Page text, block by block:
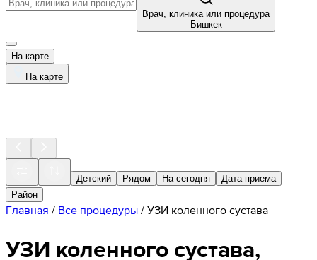
Врач, клиника или процедура
Бишкек
На карте
На карте
Детский Рядом На сегодня
Дата приема
Район
Главная / Все процедуры / УЗИ коленного сустава
УЗИ коленного сустава,